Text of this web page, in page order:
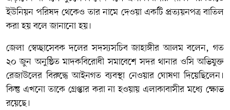
ইউনিয়ন পরিষদ থেকেও তার নামে দেওয়া একটি প্রত্যয়নপত্র বাতিল
করা হয় বলে জানানো হয়।
জেলা স্বেচ্ছাসেবক দলের সদস্যসচিব জাহাঙ্গীর আলম বলেন, গত
২০ জুন অনুষ্ঠিত মাদকবিরোধী সমাবেশে সদর থানার ওসি অভিযুক্ত
রেজাউলের বিরুদ্ধে আইনগত ব্যবস্থা নেওয়ার ঘোষণা দিয়েছিলেন।
কিন্তু এখনো তাকে গ্রেপ্তার করা না হওয়ায় এলাকাবাসীর মধ্যে ক্ষোভ
রয়েছে।